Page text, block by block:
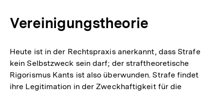
Vereinigungstheorie
Heute ist in der Rechtspraxis anerkannt, dass Strafe
kein Selbstzweck sein darf; der straftheoretische
Rigorismus Kants ist also überwunden. Strafe findet
ihre Legitimation in der Zweckhaftigkeit für die